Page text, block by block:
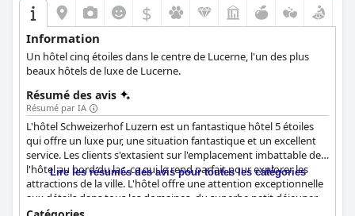
$
Information
Un hôtel cinq étoiles dans le centre de Lucerne, l'un des plus
beaux hôtels de luxe de Lucerne.
Résumé des avis
Résumé par IA
L'hôtel Schweizerhof Luzern est un fantastique hôtel 5 étoiles
qui offre un luxe pur, une situation fantastique et un excellent
service. Les clients s'extasient sur l'emplacement imbattable de
l'hôtel au bord du lac, ce qui le rend parfait pour explorer les
attractions de la ville. L'hôtel offre une attention exceptionnelle
aux détails dans tous les domaines, du superbe petit déjeuner
buffet avec une grande variété de produits régionaux aux
Lire les résumés des avis pour toutes les catégories